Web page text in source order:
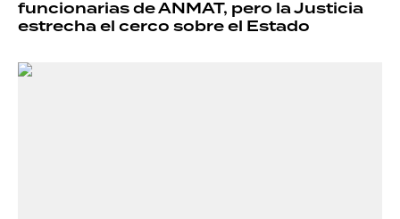
funcionarias de ANMAT, pero la Justicia
estrecha el cerco sobre el Estado